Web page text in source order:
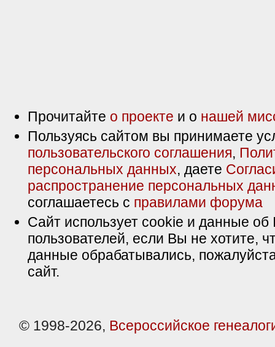
Прочитайте о проекте и о нашей
Пользуясь сайтом вы принимаете
пользовательского соглашения,
персональных данных, даете
распространение персональных
соглашаетесь с правилами форума
Сайт использует cookie и данные об
пользователей, если Вы не хотите,
данные обрабатывались,
сайт.
© 1998-2026, Всероссийское